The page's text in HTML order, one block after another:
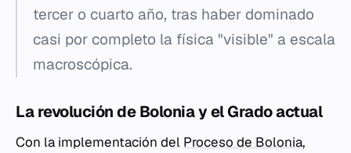
tercer o cuarto año, tras haber dominado
casi por completo la física "visible" a escala
macroscópica.
La revolución de Bolonia y el Grado actual
Con la implementación del Proceso de Bolonia,